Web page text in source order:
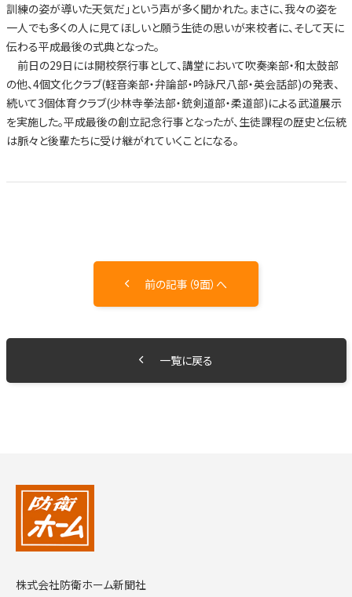
訓練の姿が導いた天気だ」という声が多く聞かれた。まさに、我々の姿を
一人でも多くの人に見てほしいと願う生徒の思いが来校者に、そして天に
伝わる平成最後の式典となった。
前日の29日には開校祭行事として、講堂において吹奏楽部・和太鼓部
の他、4個文化クラブ(軽音楽部・弁論部・吟詠尺八部・英会話部)の発表、
続いて3個体育クラブ(少林寺拳法部・銃剣道部・柔道部)による武道展示
を実施した。平成最後の創立記念行事となったが、生徒課程の歴史と伝統
は脈々と後輩たちに受け継がれていくことになる。
前の記事（9面）へ
一覧に戻る
株式会社防衛ホーム新聞社